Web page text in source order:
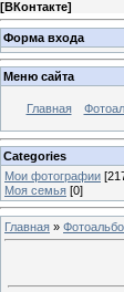
[ВКонтакте]
Форма входа
Меню сайта
Главная
Categories
Мои фотографии
Моя семья [0]
Главная »